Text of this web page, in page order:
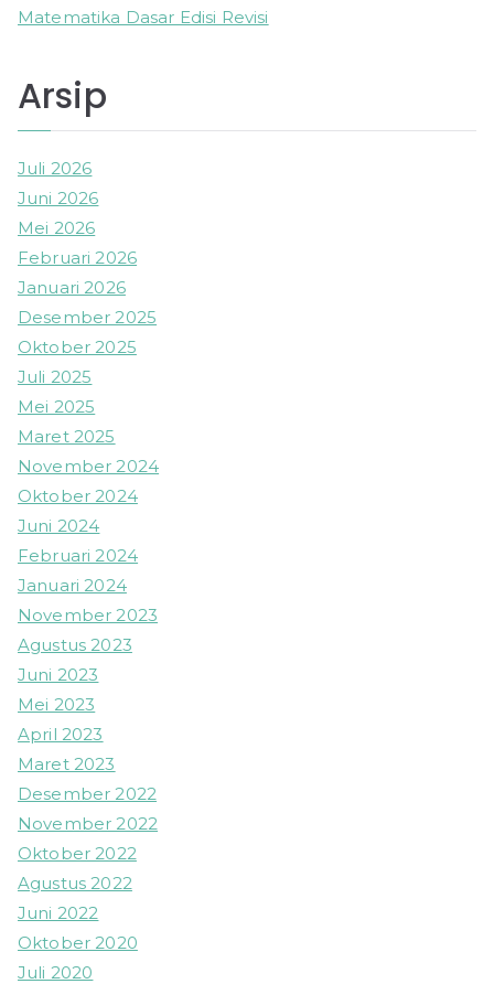
Matematika Dasar Edisi Revisi
Arsip
Juli 2026
Juni 2026
Mei 2026
Februari 2026
Januari 2026
Desember 2025
Oktober 2025
Juli 2025
Mei 2025
Maret 2025
November 2024
Oktober 2024
Juni 2024
Februari 2024
Januari 2024
November 2023
Agustus 2023
Juni 2023
Mei 2023
April 2023
Maret 2023
Desember 2022
November 2022
Oktober 2022
Agustus 2022
Juni 2022
Oktober 2020
Juli 2020